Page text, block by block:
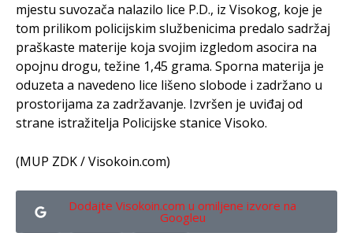
mjestu suvozača nalazilo lice P.D., iz Visokog, koje je
tom prilikom policijskim službenicima predalo sadržaj
praškaste materije koja svojim izgledom asocira na
opojnu drogu, težine 1,45 grama. Sporna materija je
oduzeta a navedeno lice lišeno slobode i zadržano u
prostorijama za zadržavanje. Izvršen je uviđaj od
strane istražitelja Policijske stanice Visoko.
(MUP ZDK / Visokoin.com)
Dodajte Visokoin.com u omiljene izvore na
Googleu